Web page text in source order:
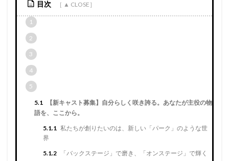
目次
1
2
3
4
5
5.1
【新キャスト募集】自分らしく咲き誇る。あなたが主役の物
語を、ここから。
5.1.1 私たちが創りたいのは、新しい「パーク」のような世
界
5.1.2
「バックステージ」で磨き、「オンステージ」で輝く